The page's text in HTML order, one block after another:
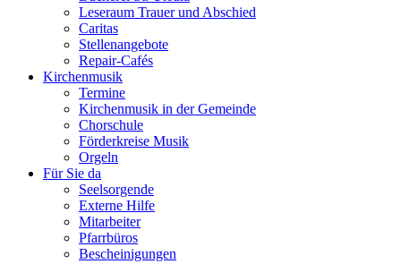
Leseraum Trauer und Abschied
Caritas
Stellenangebote
Repair-Cafés
Kirchenmusik
Termine
Kirchenmusik in der Gemeinde
Chorschule
Förderkreise Musik
Orgeln
Für Sie da
Seelsorgende
Externe Hilfe
Mitarbeiter
Pfarrbüros
Bescheinigungen